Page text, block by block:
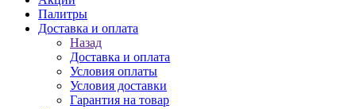
Палитры
Доставка и оплата
Назад
Доставка и оплата
Условия оплаты
Условия доставки
Гарантия на товар